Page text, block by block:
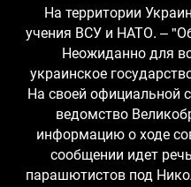
На территории
учения ВСУ и НАТО. –
Неожиданно для
украинское
На своей официальной
ведомство
информацию о ходе
сообщении идет
парашютистов под